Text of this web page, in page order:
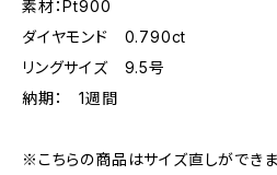
素材：Pt900
ダイヤモンド 0.790ct
リングサイズ 9.5号
納期： 1週間
※こちらの商品はサイズ直しができま